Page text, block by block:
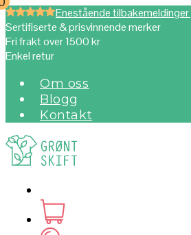
Enestående
Sertifiserte & prisvinnende merker
Fri frakt over 1500 kr
Enkel retur
Om oss
Blogg
Kontakt